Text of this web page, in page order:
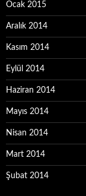
Ocak 2015
Aralık 2014
Kasım 2014
Eylül 2014
Haziran 2014
Mayıs 2014
Nisan 2014
Mart 2014
Şubat 2014